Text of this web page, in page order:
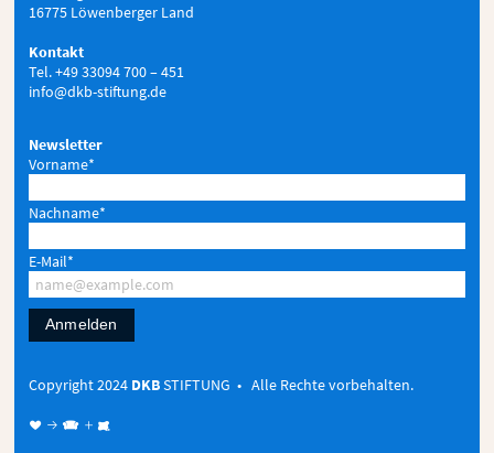
16775 Löwenberger Land
Kontakt
Tel. +49 33094 700 – 451
info@dkb-stiftung.de
Newsletter
Vorname*
Nachname*
E-Mail*
Anmelden
Copyright 2024 DKBSTIFTUNG • Alle Rechte vorbehalten.
♥ →  + 